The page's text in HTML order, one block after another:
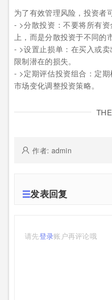
为了有效管理风险，投资者
- >分散投资：不要将所有
上，而是分散投资于不同的
- >设置止损单：在买入或
限制潜在的损失。
- >定期评估投资组合：定
市场变化调整投资策略。
作者: admin
发表回复
请先登录账户再评论哦